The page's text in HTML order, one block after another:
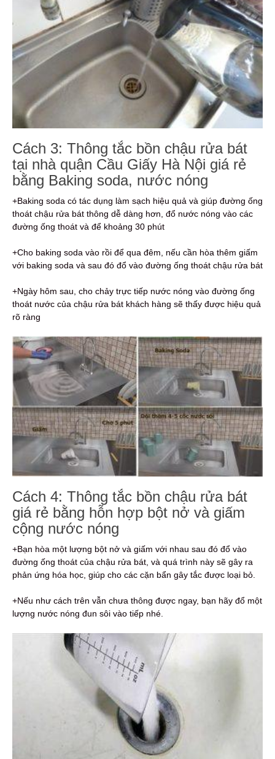
Cách 3: Thông tắc bồn chậu rửa bát
tại nhà quận Cầu Giấy Hà Nội giá rẻ
bằng Baking soda, nước nóng
+Baking soda có tác dụng làm sạch hiệu quả và giúp đường ống
thoát chậu rửa bát thông dễ dàng hơn, đổ nước nóng vào các
đường ống thoát và để khoảng 30 phút
+Cho baking soda vào rồi để qua đêm, nếu cần hòa thêm giấm
với baking soda và sau đó đổ vào đường ống thoát chậu rửa bát
+Ngày hôm sau, cho chảy trực tiếp nước nóng vào đường ống
thoát nước của chậu rửa bát khách hàng sẽ thấy được hiệu quả
rõ ràng
Cách 4: Thông tắc bồn chậu rửa bát
giá rẻ bằng hỗn hợp bột nở và giấm
cộng nước nóng
+Bạn hòa một lượng bột nở và giấm với nhau sau đó đổ vào
đường ống thoát của chậu rửa bát, và quá trình này sẽ gây ra
phản ứng hóa học, giúp cho các cặn bẩn gây tắc được loại bỏ.
+Nếu như cách trên vẫn chưa thông được ngay, bạn hãy đổ một
lượng nước nóng đun sôi vào tiếp nhé.